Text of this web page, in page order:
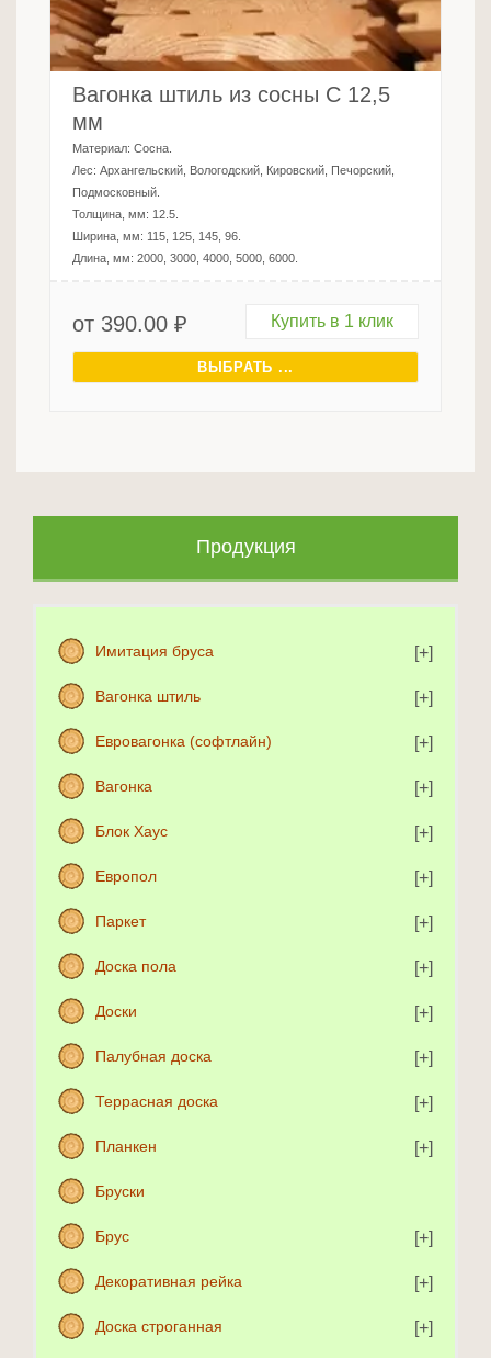
Продукция
Имитация бруса
Вагонка штиль
Евровагонка (софтлайн)
Вагонка
Блок Хаус
Европол
Паркет
Доска пола
Доски
Палубная доска
Террасная доска
Планкен
Бруски
Брус
Декоративная рейка
Доска строганная
Вагонка штиль из сосны C 12,5
мм
Материал: Сосна
Лес: Архангельский, Вологодский, Кировский, Печорский,
Подмосковный
Толщина, мм: 12.5
Ширина, мм: 115, 125, 145, 96
Длина, мм: 2000, 3000, 4000, 5000, 6000
от 390.00 ₽ Купить в 1 клик
ВЫБРАТЬ ...